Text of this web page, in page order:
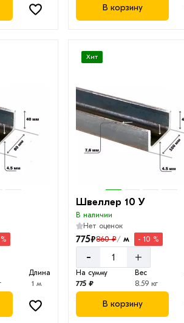
В корзину
Длина
1 м
Хит
Швеллер 10 У
В наличии
Нет оценок
775₽860 ₽/ м - 10 %
- +
На сумму
775 ₽
Вес
8.59 кг
В корзину